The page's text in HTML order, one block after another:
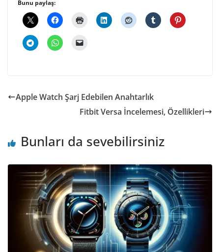
Bunu paylaş:
Apple Watch Şarj Edebilen Anahtarlık
Fitbit Versa İncelemesi, Özellikleri
Bunları da sevebilirsiniz